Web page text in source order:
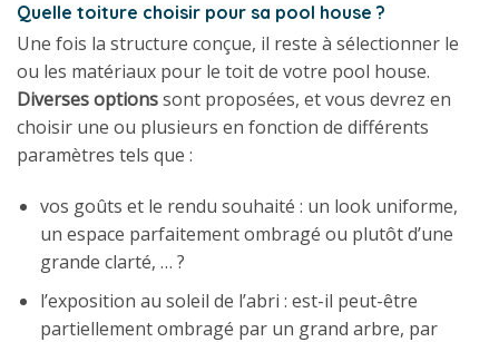
Quelle toiture choisir pour sa pool house ?
Une fois la structure conçue, il reste à sélectionner le
ou les matériaux pour le toit de votre pool house.
Diverses optionssont proposées, et vous devrez en
choisir une ou plusieurs en fonction de différents
paramètres tels que :
vos goûts et le rendu souhaité : un look uniforme,
un espace parfaitement ombragé ou plutôt d’une
grande clarté, … ?
l’exposition au soleil de l’abri : est-il peut-être
partiellement ombragé par un grand arbre, par